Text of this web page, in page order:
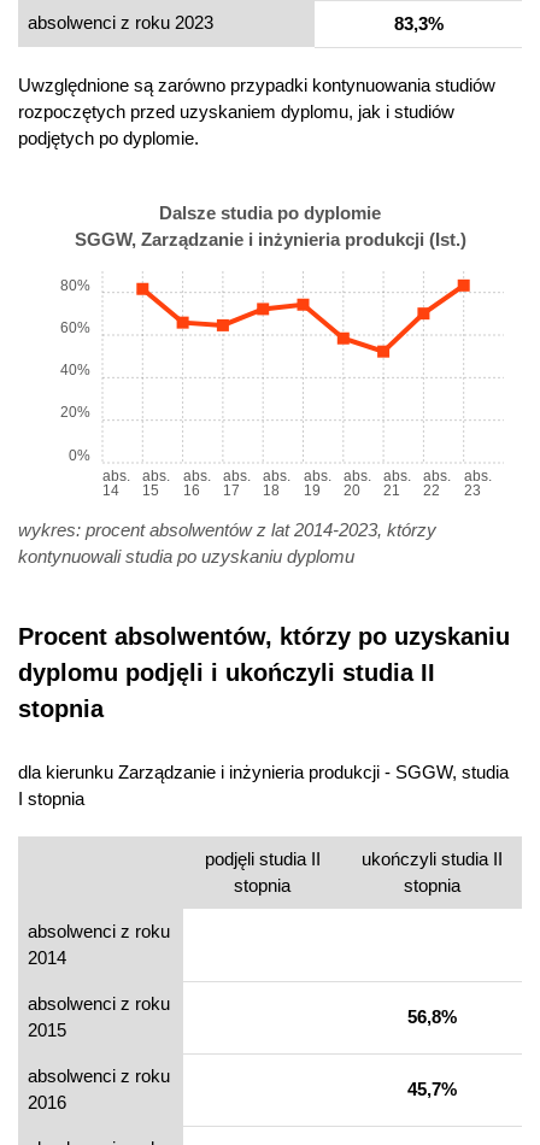
absolwenci z roku 2023 83,3%
Uwzględnione są zarówno przypadki kontynuowania studiów
rozpoczętych przed uzyskaniem dyplomu, jak i studiów
podjętych po dyplomie.
Dalsze studia po dyplomie
SGGW, Zarządzanie i inżynieria produkcji (Ist.)
abs.
14
abs.
15
abs.
16
abs.
17
abs.
18
abs.
19
abs.
20
abs.
21
abs.
22
abs.
23
0%
20%
40%
60%
80%
wykres: procent absolwentów z lat 2014-2023, którzy
kontynuowali studia po uzyskaniu dyplomu
Procent absolwentów, którzy po uzyskaniu
dyplomu podjęli i ukończyli studia II
stopnia
dla kierunku Zarządzanie i inżynieria produkcji - SGGW, studia
I stopnia
podjęli studia II
stopnia
ukończyli studia II
stopnia
absolwenci z roku
2014
absolwenci z roku
2015
56,8%
absolwenci z roku
2016
45,7%